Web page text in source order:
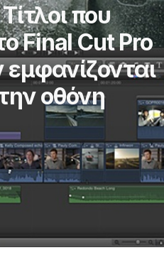
που
Final Cut Pro
οθόνη